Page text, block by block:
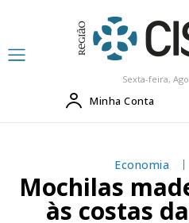
Sexta-feira,
Minha Conta
Economia
Mochilas
às costas